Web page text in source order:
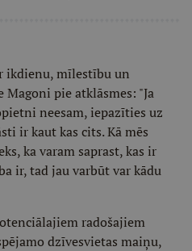
ikdienu, mīlestību un
pie atklāsmes: "Ja
neesam, iepazīties uz
ir kaut kas cits. Kā mēs
ka varam saprast, kas ir
ir, tad jau varbūt var kādu
radošajiem
dzīvesvietas maiņu,